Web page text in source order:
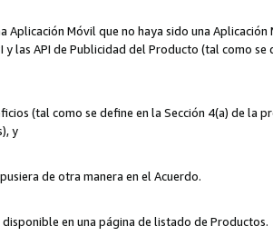
Móvil que no haya sido una
las API de Publicidad del Producto (tal como se
(tal como se define en la Sección 4(a) de la
y
de otra manera en el Acuerdo.
en una página de listado de Productos.